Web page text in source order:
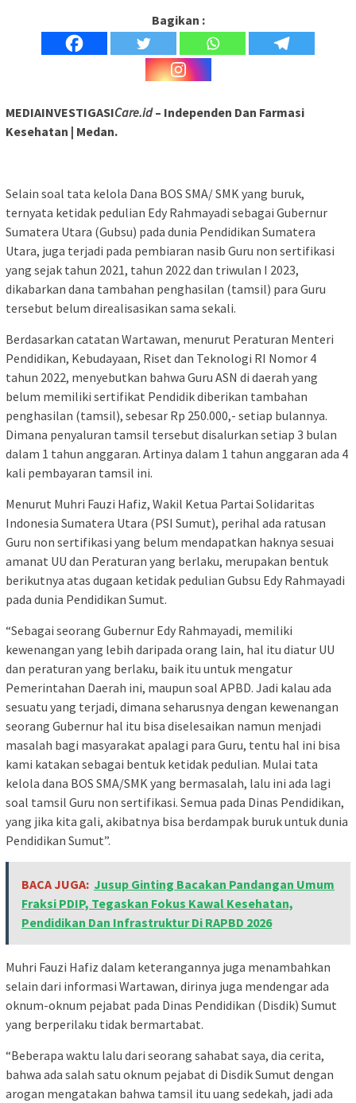
Bagikan :
MEDIAINVESTIGASICare.id– Independen Dan Farmasi
Kesehatan | Medan.
Selain soal tata kelola Dana BOS SMA/ SMK yang buruk,
ternyata ketidak pedulian Edy Rahmayadi sebagai Gubernur
Sumatera Utara (Gubsu) pada dunia Pendidikan Sumatera
Utara, juga terjadi pada pembiaran nasib Guru non sertifikasi
yang sejak tahun 2021, tahun 2022 dan triwulan I 2023,
dikabarkan dana tambahan penghasilan (tamsil) para Guru
tersebut belum direalisasikan sama sekali.
Berdasarkan catatan Wartawan, menurut Peraturan Menteri
Pendidikan, Kebudayaan, Riset dan Teknologi RI Nomor 4
tahun 2022, menyebutkan bahwa Guru ASN di daerah yang
belum memiliki sertifikat Pendidik diberikan tambahan
penghasilan (tamsil), sebesar Rp 250.000,- setiap bulannya.
Dimana penyaluran tamsil tersebut disalurkan setiap 3 bulan
dalam 1 tahun anggaran. Artinya dalam 1 tahun anggaran ada 4
kali pembayaran tamsil ini.
Menurut Muhri Fauzi Hafiz, Wakil Ketua Partai Solidaritas
Indonesia Sumatera Utara (PSI Sumut), perihal ada ratusan
Guru non sertifikasi yang belum mendapatkan haknya sesuai
amanat UU dan Peraturan yang berlaku, merupakan bentuk
berikutnya atas dugaan ketidak pedulian Gubsu Edy Rahmayadi
pada dunia Pendidikan Sumut.
“Sebagai seorang Gubernur Edy Rahmayadi, memiliki
kewenangan yang lebih daripada orang lain, hal itu diatur UU
dan peraturan yang berlaku, baik itu untuk mengatur
Pemerintahan Daerah ini, maupun soal APBD. Jadi kalau ada
sesuatu yang terjadi, dimana seharusnya dengan kewenangan
seorang Gubernur hal itu bisa diselesaikan namun menjadi
masalah bagi masyarakat apalagi para Guru, tentu hal ini bisa
kami katakan sebagai bentuk ketidak pedulian. Mulai tata
kelola dana BOS SMA/SMK yang bermasalah, lalu ini ada lagi
soal tamsil Guru non sertifikasi. Semua pada Dinas Pendidikan,
yang jika kita gali, akibatnya bisa berdampak buruk untuk dunia
Pendidikan Sumut”.
BACA JUGA: Jusup Ginting Bacakan Pandangan Umum
Fraksi PDIP, Tegaskan Fokus Kawal Kesehatan,
Pendidikan Dan Infrastruktur Di RAPBD 2026
Muhri Fauzi Hafiz dalam keterangannya juga menambahkan
selain dari informasi Wartawan, dirinya juga mendengar ada
oknum-oknum pejabat pada Dinas Pendidikan (Disdik) Sumut
yang berperilaku tidak bermartabat.
“Beberapa waktu lalu dari seorang sahabat saya, dia cerita,
bahwa ada salah satu oknum pejabat di Disdik Sumut dengan
arogan mengatakan bahwa tamsil itu uang sedekah, jadi ada